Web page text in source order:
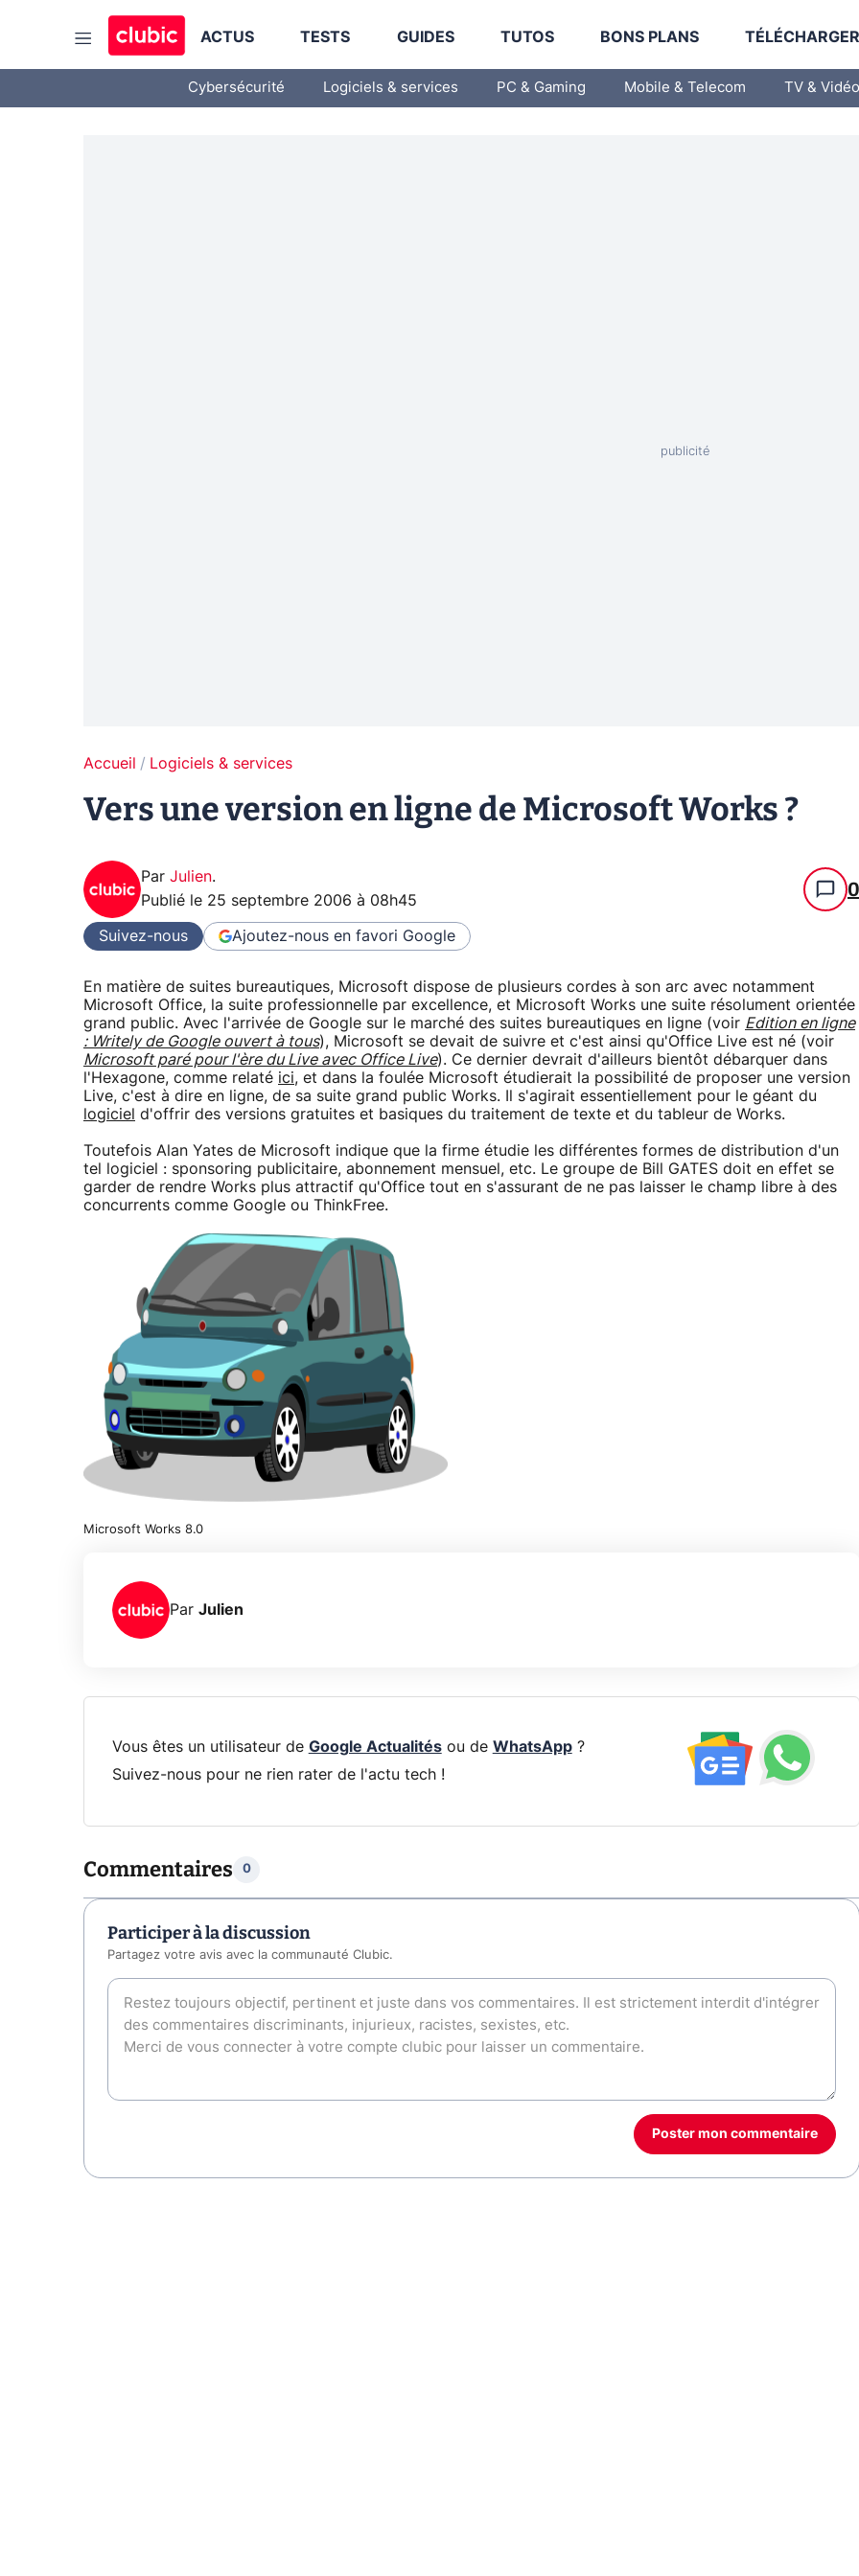
ACTUS TESTS GUIDES TUTOS BONS PLANS
Cybersécurité Logiciels & services PC & Gaming Mobile & Telecom TV & Vidéo
Accueil Logiciels & services
Vers une version en ligne de Microsoft Works ?
Par Julien.
Publié le 25 septembre 2006 à 08h45 0
Suivez-nous Ajoutez-nous en favori Google
En matière de suites bureautiques, Microsoft dispose de plusieurs cordes à son arc avec notamment
Microsoft Office, la suite professionnelle par excellence, et Microsoft Works une suite résolument orientée
grand public. Avec l'arrivée de Google sur le marché des suites bureautiques en ligne (voir Edition en ligne
: Writely de Google ouvert à tous), Microsoft se devait de suivre et c'est ainsi qu'Office Live est né (voir
Microsoft paré pour l'ère du Live avec Office Live). Ce dernier devrait d'ailleurs bientôt débarquer dans
l'Hexagone, comme relaté ici, et dans la foulée Microsoft étudierait la possibilité de proposer une version
Live, c'est à dire en ligne, de sa suite grand public Works. Il s'agirait essentiellement pour le géant du
logiciel d'offrir des versions gratuites et basiques du traitement de texte et du tableur de Works.
Toutefois Alan Yates de Microsoft indique que la firme étudie les différentes formes de distribution d'un
tel logiciel : sponsoring publicitaire, abonnement mensuel, etc. Le groupe de Bill GATES doit en effet se
garder de rendre Works plus attractif qu'Office tout en s'assurant de ne pas laisser le champ libre à des
concurrents comme Google ou ThinkFree.
Microsoft Works 8.0
Par Julien
Vous êtes un utilisateur de Google Actualitésou de WhatsApp?
Suivez-nous pour ne rien rater de l'actu tech !
Commentaires 0
Participer à la discussion
Partagez votre avis avec la communauté Clubic.
Poster mon commentaire